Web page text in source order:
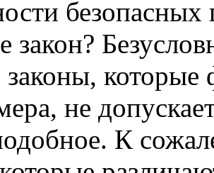
закон?
законы,
не
К